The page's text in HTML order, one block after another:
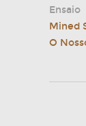
Ensaio
Mined
O